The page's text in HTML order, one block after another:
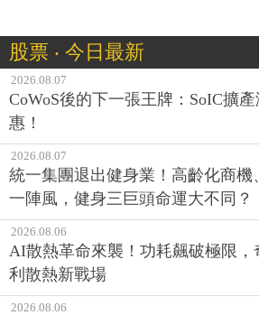
股票 ‧ 今日最新
2026.08.07
CoWoS後的下一張王牌：SoIC擴
惠！
2026.08.07
統一集團退出健身業！高齡化商機
一陣風，健身三巨頭命運大不同？
2026.08.06
AI散熱革命來襲！功耗飆破極限
利散熱新戰場
2026.08.06